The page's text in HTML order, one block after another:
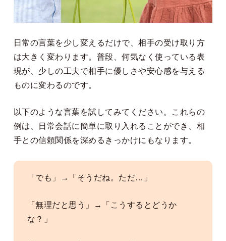
日常の言葉を少し変えるだけで、相手の受け取り方
は大きく変わります。普段、何気なく使っている表
現が、少しの工夫で相手に優しさや安心感を与える
ものに変わるのです。
以下のような言葉を試してみてください。これらの
例は、日常会話に簡単に取り入れることができ、相
手との信頼関係を深めるきっかけにもなります。
「でも」→「そうだね。ただ…」
「無理だと思う」→「こうするとどうか
な？」